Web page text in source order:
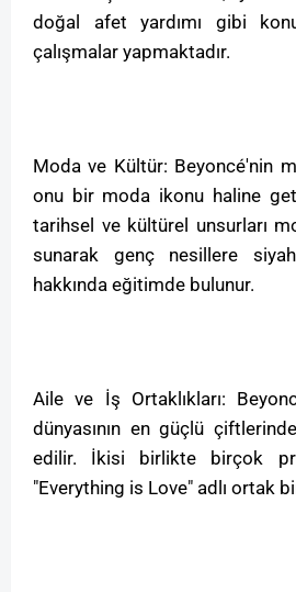
doğal afet yardımı gibi
çalışmalar yapmaktadır.
Moda ve Kültür: Beyoncé'nin
onu bir moda ikonu haline
tarihsel ve kültürel unsurları
sunarak genç nesillere
hakkında eğitimde bulunur.
Aile ve İş Ortaklıkları:
dünyasının en güçlü
edilir. İkisi birlikte birçok
"Everything is Love" adlı ortak